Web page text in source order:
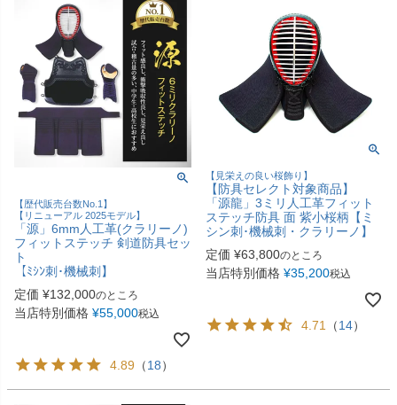
【歴代販売台数No.1】
【リニューアル 2025モデル】
「源」6mm人工革(クラリーノ)
フィットステッチ 剣道防具セッ
ト
【ﾐｼﾝ刺･機械刺】
定価 ¥132,000のところ
当店特別価格 ¥55,000税込
4.89 （18）
【見栄えの良い桜飾り】
【防具セレクト対象商品】
「源龍」3ミリ人工革フィット
ステッチ防具 面 紫小桜柄【ミ
シン刺･機械刺・クラリーノ】
定価 ¥63,800のところ
当店特別価格 ¥35,200税込
4.71 （14）